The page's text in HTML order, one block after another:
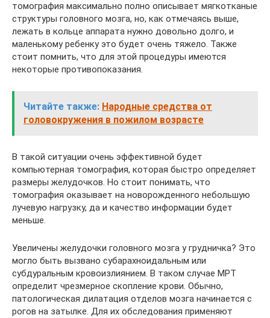
томография максимально полно описывает мягкотканые
структуры головного мозга, но, как отмечаясь выше,
лежать в кольце аппарата нужно довольно долго, и
маленькому ребенку это будет очень тяжело. Также
стоит помнить, что для этой процедуры имеются
некоторые противопоказания.
Читайте также: Народные средства от
головокружения в пожилом возрасте
В такой ситуации очень эффективной будет
компьютерная томография, которая быстро определяет
размеры желудочков. Но стоит понимать, что
томография оказывает на новорожденного небольшую
лучевую нагрузку, да и качество информации будет
меньше.
Увеличены желудочки головного мозга у грудничка? Это
могло быть вызвано субарахноидальным или
субдуральным кровоизлиянием. В таком случае МРТ
определит чрезмерное скопление крови. Обычно,
патологическая дилатация отделов мозга начинается с
рогов на затылке. Для их обследования применяют